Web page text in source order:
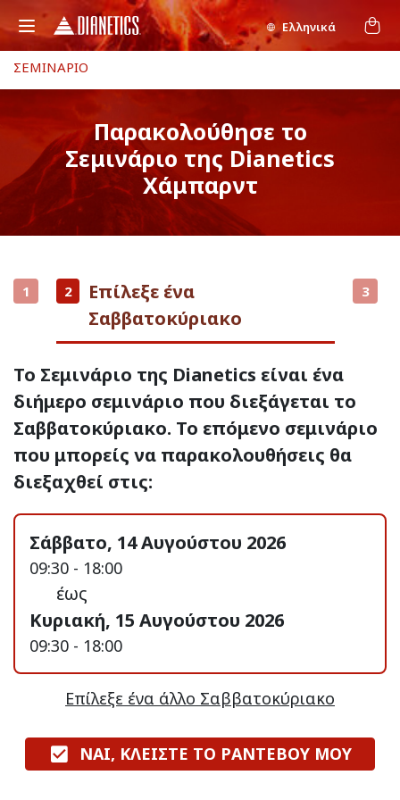
Ελληνικά
ΣΕΜΙΝΑΡΙΟ
Παρακολούθησε το
Σεμινάριο της Dianetics
Χάμπαρντ
1 2
Επίλεξε ένα
Σαββατοκύριακο
3
Το Σεμινάριο της Dianetics είναι ένα
διήμερο σεμινάριο που διεξάγεται το
Σαββατοκύριακο. Το επόμενο σεμινάριο
που μπορείς να παρακολουθήσεις θα
διεξαχθεί στις:
Σάββατο, 14 Αυγούστου 2026
09:30 - 18:00
έως
Κυριακή, 15 Αυγούστου 2026
09:30 - 18:00
Επίλεξε ένα άλλο Σαββατοκύριακο
ΝΑΙ, ΚΛΕΙΣΤΕ ΤΟ ΡΑΝΤΕΒΟΥ ΜΟΥ